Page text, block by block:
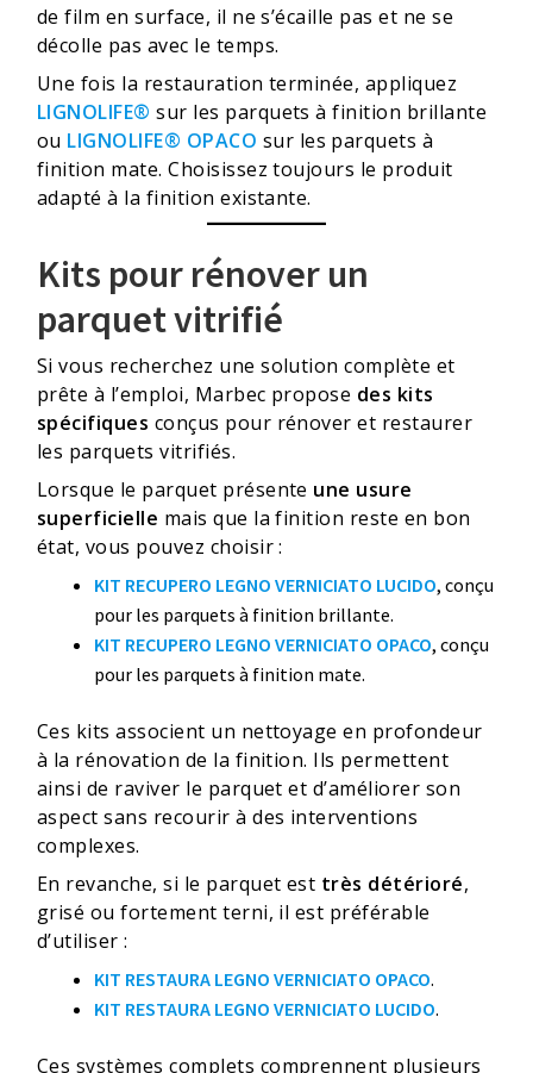
de film en surface, il ne s’écaille pas et ne se
décolle pas avec le temps.
Une fois la restauration terminée, appliquez
LIGNOLIFE® sur les parquets à finition brillante
ou LIGNOLIFE® OPACO sur les parquets à
finition mate. Choisissez toujours le produit
adapté à la finition existante.
Kits pour rénover un
parquet vitrifié
Si vous recherchez une solution complète et
prête à l’emploi, Marbec propose des kits
spécifiques conçus pour rénover et restaurer
les parquets vitrifiés.
Lorsque le parquet présente une usure
superficielle mais que la finition reste en bon
état, vous pouvez choisir :
KIT RECUPERO LEGNO VERNICIATO LUCIDO, conçu
pour les parquets à finition brillante.
KIT RECUPERO LEGNO VERNICIATO OPACO, conçu
pour les parquets à finition mate.
Ces kits associent un nettoyage en profondeur
à la rénovation de la finition. Ils permettent
ainsi de raviver le parquet et d’améliorer son
aspect sans recourir à des interventions
complexes.
En revanche, si le parquet est très détérioré,
grisé ou fortement terni, il est préférable
d’utiliser :
KIT RESTAURA LEGNO VERNICIATO OPACO.
KIT RESTAURA LEGNO VERNICIATO LUCIDO.
Ces systèmes complets comprennent plusieurs